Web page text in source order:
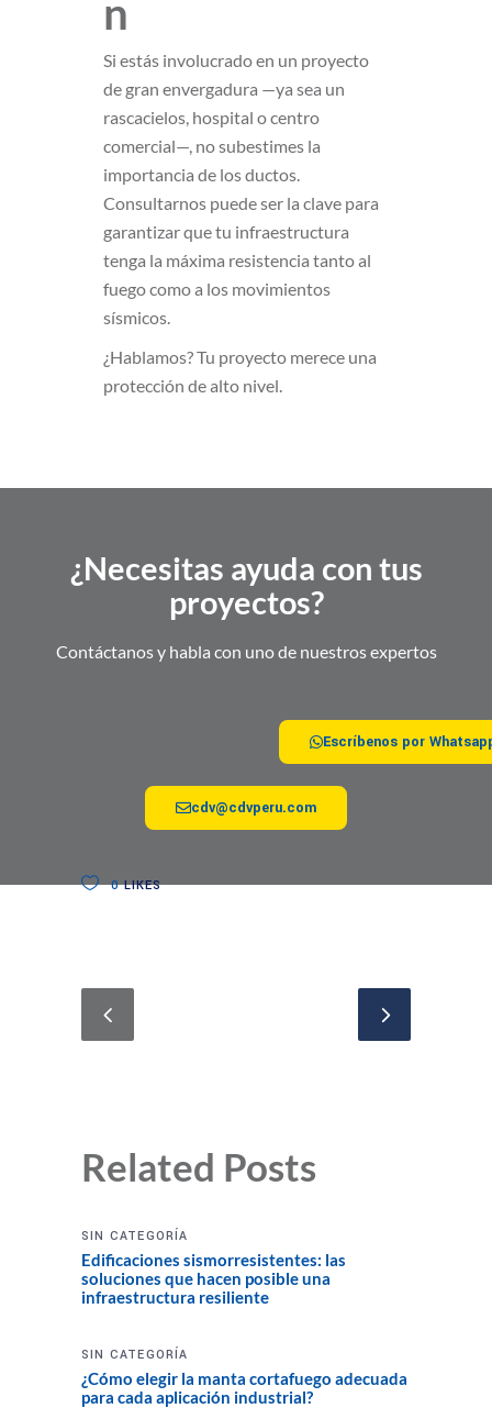
n
Si estás involucrado en un proyecto
de gran envergadura —ya sea un
rascacielos, hospital o centro
comercial—, no subestimes la
importancia de los ductos.
Consultarnos puede ser la clave para
garantizar que tu infraestructura
tenga la máxima resistencia tanto al
fuego como a los movimientos
sísmicos.
¿Hablamos? Tu proyecto merece una
protección de alto nivel.
¿Necesitas ayuda con tus
proyectos?
Contáctanos y habla con uno de nuestros expertos
Escríbenos por
cdv@cdvperu.com
0LIKES
Related Posts
SIN CATEGORÍA
Edificaciones sismorresistentes: las
soluciones que hacen posible una
infraestructura resiliente
SIN CATEGORÍA
¿Cómo elegir la manta cortafuego adecuada
para cada aplicación industrial?